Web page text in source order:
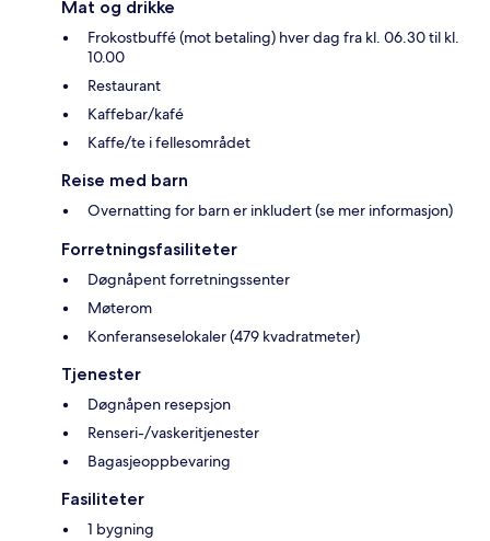
Mat og drikke
Frokostbuffé (mot betaling) hver dag fra kl. 06.30 til kl.
10.00
Restaurant
Kaffebar/kafé
Kaffe/te i fellesområdet
Reise med barn
Overnatting for barn er inkludert (se mer informasjon)
Forretningsfasiliteter
Døgnåpent forretningssenter
Møterom
Konferanseselokaler (479 kvadratmeter)
Tjenester
Døgnåpen resepsjon
Renseri-/vaskeritjenester
Bagasjeoppbevaring
Fasiliteter
1 bygning